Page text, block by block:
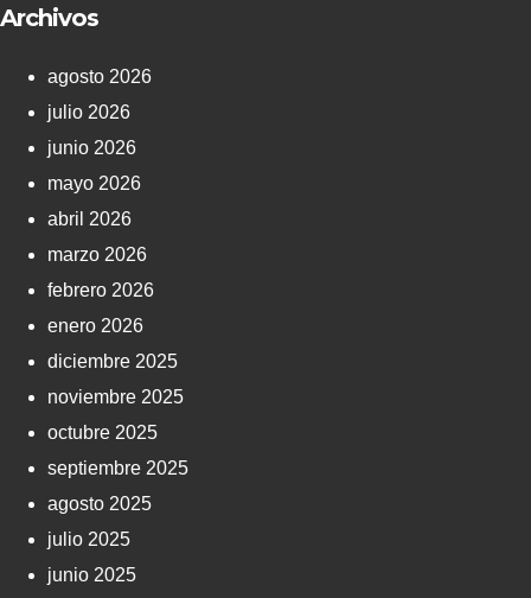
Archivos
agosto 2026
julio 2026
junio 2026
mayo 2026
abril 2026
marzo 2026
febrero 2026
enero 2026
diciembre 2025
noviembre 2025
octubre 2025
septiembre 2025
agosto 2025
julio 2025
junio 2025